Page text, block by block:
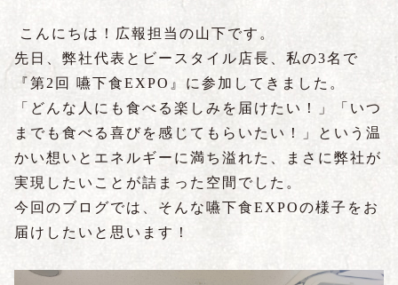
こんにちは！広報担当の山下です。
先日、弊社代表とビースタイル店長、私の3名で
『第2回 嚥下食EXPO』に参加してきました。
「どんな人にも食べる楽しみを届けたい！」「いつ
までも食べる喜びを感じてもらいたい！」という温
かい想いとエネルギーに満ち溢れた、まさに弊社が
実現したいことが詰まった空間でした。
今回のブログでは、そんな嚥下食EXPOの様子をお
届けしたいと思います！